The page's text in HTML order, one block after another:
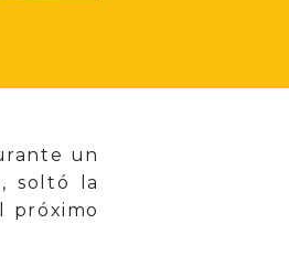
un
soltó la
próximo